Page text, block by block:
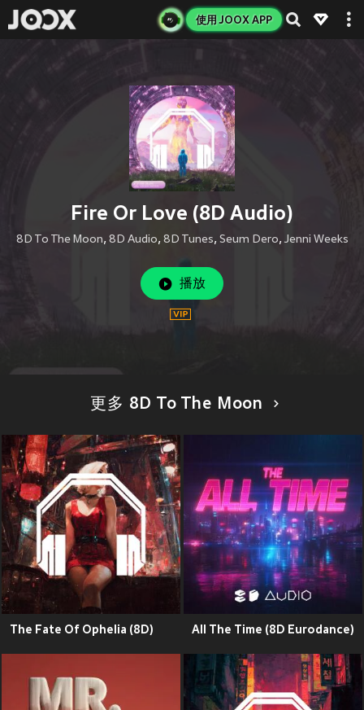
使用 JOOX APP
Fire Or Love (8D Audio)
8D To The Moon, 8D Audio, 8D Tunes, Seum Dero, Jenni Weeks
播放
更多 8D To The Moon
The Fate Of Ophelia (8D) All The Time (8D Eurodance)